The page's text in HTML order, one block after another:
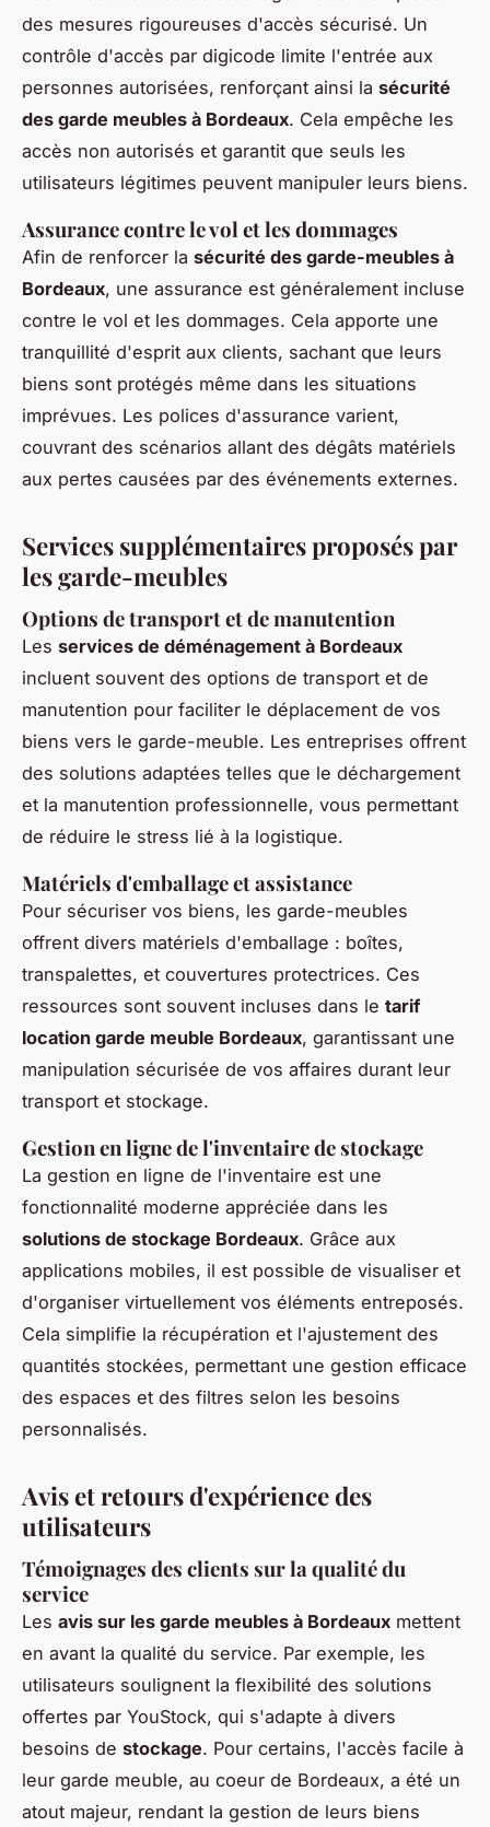
des mesures rigoureuses d'accès sécurisé. Un
contrôle d'accès par digicode limite l'entrée aux
personnes autorisées, renforçant ainsi la sécurité
des garde meubles à Bordeaux. Cela empêche les
accès non autorisés et garantit que seuls les
utilisateurs légitimes peuvent manipuler leurs biens.
Assurance contre le vol et les dommages
Afin de renforcer la sécurité des garde-meubles à
Bordeaux, une assurance est généralement incluse
contre le vol et les dommages. Cela apporte une
tranquillité d'esprit aux clients, sachant que leurs
biens sont protégés même dans les situations
imprévues. Les polices d'assurance varient,
couvrant des scénarios allant des dégâts matériels
aux pertes causées par des événements externes.
Services supplémentaires proposés par
les garde-meubles
Options de transport et de manutention
Les services de déménagement à Bordeaux
incluent souvent des options de transport et de
manutention pour faciliter le déplacement de vos
biens vers le garde-meuble. Les entreprises offrent
des solutions adaptées telles que le déchargement
et la manutention professionnelle, vous permettant
de réduire le stress lié à la logistique.
Matériels d'emballage et assistance
Pour sécuriser vos biens, les garde-meubles
offrent divers matériels d'emballage : boîtes,
transpalettes, et couvertures protectrices. Ces
ressources sont souvent incluses dans le tarif
location garde meuble Bordeaux, garantissant une
manipulation sécurisée de vos affaires durant leur
transport et stockage.
Gestion en ligne de l'inventaire de stockage
La gestion en ligne de l'inventaire est une
fonctionnalité moderne appréciée dans les
solutions de stockage Bordeaux. Grâce aux
applications mobiles, il est possible de visualiser et
d'organiser virtuellement vos éléments entreposés.
Cela simplifie la récupération et l'ajustement des
quantités stockées, permettant une gestion efficace
des espaces et des filtres selon les besoins
personnalisés.
Avis et retours d'expérience des
utilisateurs
Témoignages des clients sur la qualité du
service
Les avis sur les garde meubles à Bordeaux mettent
en avant la qualité du service. Par exemple, les
utilisateurs soulignent la flexibilité des solutions
offertes par YouStock, qui s'adapte à divers
besoins de stockage. Pour certains, l'accès facile à
leur garde meuble, au coeur de Bordeaux, a été un
atout majeur, rendant la gestion de leurs biens